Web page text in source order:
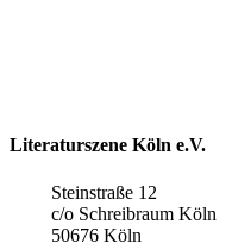
Literaturszene Köln e.V.
Steinstraße 12
c/o Schreibraum Köln
50676 Köln